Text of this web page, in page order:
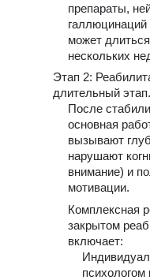
препараты,
галлюцинаций
может
нескольких
Этап 2:
длительный этап.
После
основная
вызывают
нарушают
внимание) и
мотивации.
Комплексная
закрытом
включает: